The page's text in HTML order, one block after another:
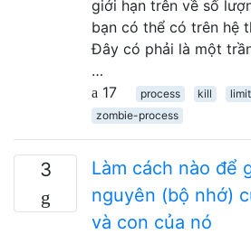
giới hạn trên về số
bạn có thể có trên hệ
Đây có phải là một
…
17
process kill limit
zombie-process
3
Làm cách nào để
nguyên (bộ nhớ)
và con của nó